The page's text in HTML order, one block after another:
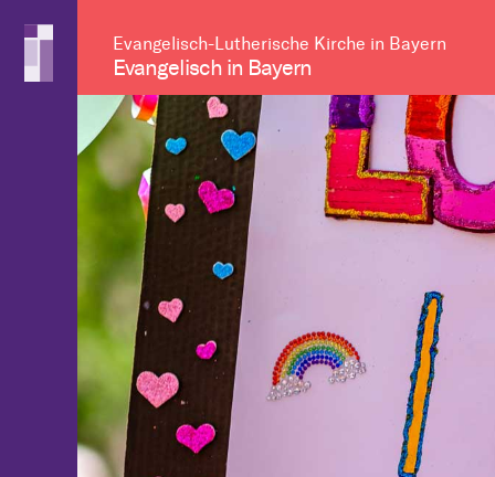
Evangelisch-Lutherische Kirche in Bayern
Evangelisch in Bayern